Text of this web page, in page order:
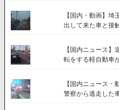
【国内・動画】
出して来た車と接
【国内ニュース】
転をする軽自動車
【国内ニュース・
警察から逃走した